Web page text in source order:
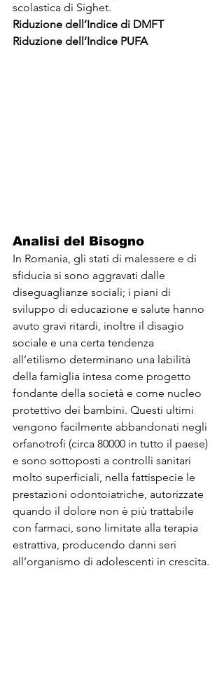
scolastica di Sighet.
Riduzione dell’Indice di DMFT
Riduzione dell’Indice PUFA
Analisi del Bisogno
In Romania, gli stati di malessere e di
sfiducia si sono aggravati dalle
diseguaglianze sociali; i piani di
sviluppo di educazione e salute hanno
avuto gravi ritardi, inoltre il disagio
sociale e una certa tendenza
all’etilismo determinano una labilità
della famiglia intesa come progetto
fondante della società e come nucleo
protettivo dei bambini. Questi ultimi
vengono facilmente abbandonati negli
orfanotrofi (circa 80000 in tutto il paese)
e sono sottoposti a controlli sanitari
molto superficiali, nella fattispecie le
prestazioni odontoiatriche, autorizzate
quando il dolore non è più trattabile
con farmaci, sono limitate alla terapia
estrattiva, producendo danni seri
all’organismo di adolescenti in crescita.